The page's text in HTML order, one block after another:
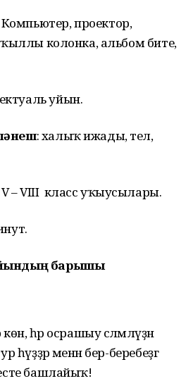
Компьютер, проектор,
колонка, альбом бите,
уйын.
: халыҡ ижады, тел,
V – VIII класс уҡыусылары.
барышы
һәр осрашыу сәләмләүҙән
һүҙҙәр менән бер-беребеҙгә
башлайыҡ!